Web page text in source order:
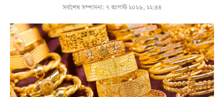
সর্বশেষ সম্পাদনা: ৭ আগস্ট ২০২৬, ২২:৪৪